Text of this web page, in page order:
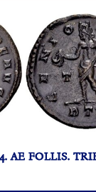
AE FOLLIS.